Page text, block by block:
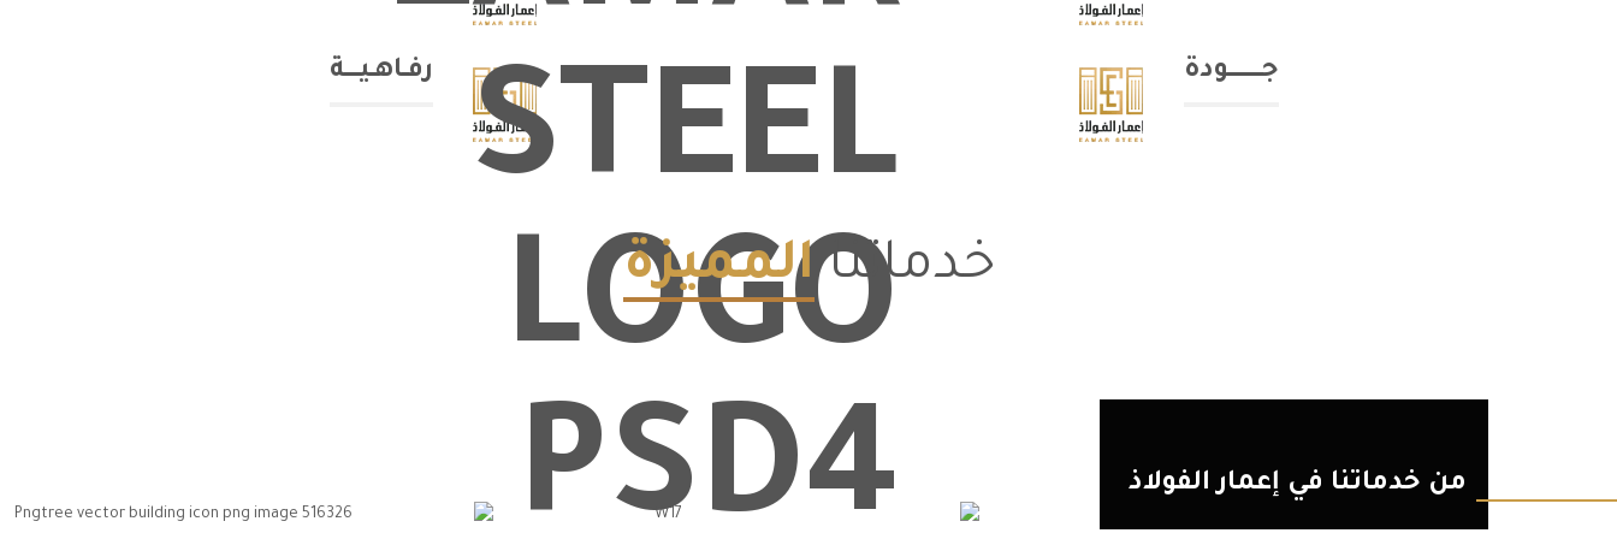
جــــــــــــــودة رفــاهــيــــــة
خدماتناالمميزة
من خدماتنا في إعمار الفولاذ أعمال الحفر والردم
أعــــمـــــال الـحـــفـــــر والـــــردم والـفــــرز والــــــدك والــــدمـــــــــــج